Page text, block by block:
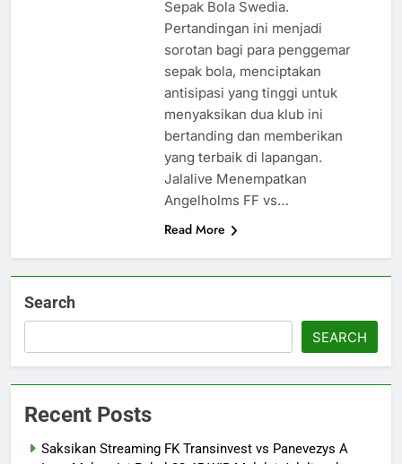
Sepak Bola Swedia.
Pertandingan ini menjadi
sorotan bagi para penggemar
sepak bola, menciptakan
antisipasi yang tinggi untuk
menyaksikan dua klub ini
bertanding dan memberikan
yang terbaik di lapangan.
Jalalive Menempatkan
Angelholms FF vs…
Read More
Search
SEARCH
Recent Posts
Saksikan Streaming FK Transinvest vs Panevezys A